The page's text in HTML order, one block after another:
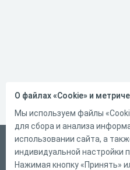
Русский
Справка
О файлах «Cookie» и
Мы используем файлы
для сбора и анализа
использовании сайта, а
индивидуальной настройки
Нажимая кнопку «Принять»